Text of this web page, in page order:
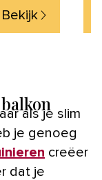
Bekijk
als je slim
je genoeg
creëer
dat je